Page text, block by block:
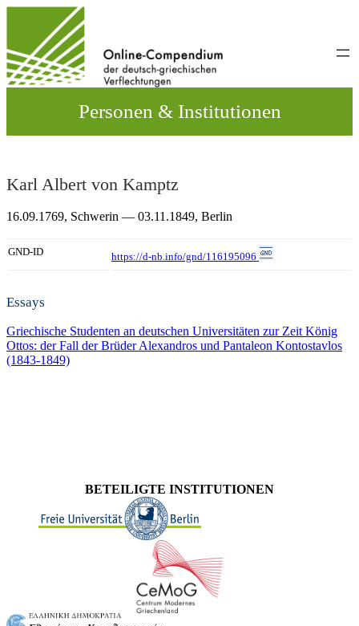
wechseln
Personen & Institutionen
Karl Albert von Kamptz
16.09.1769, Schwerin — 03.11.1849, Berlin
GND-ID https://d-nb.info/gnd/116195096
Essays
Griechische Studenten an deutschen Universitäten zur Zeit König
Ottos: der Fall der Brüder Alexandros und Pantaleon Kontostavlos
(1843-1849)
BETEILIGTE INSTITUTIONEN